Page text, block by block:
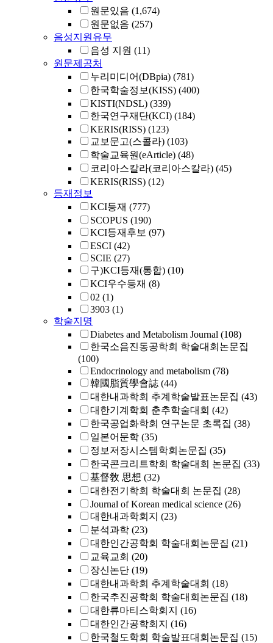
원문있음 (1,674)
원문없음 (257)
음성지원유무
음성 지원 (11)
원문제공처
누리미디어(DBpia) (781)
한국학술정보(KISS) (400)
KISTI(NDSL) (339)
한국연구재단(KCI) (184)
KERIS(RISS) (123)
교보문고(스콜라) (103)
학술교육원(eArticle) (48)
코리아스칼라(코리아스칼라) (45)
KERIS(RISS) (12)
등재정보
KCI등재 (777)
SCOPUS (190)
KCI등재후보 (97)
ESCI (42)
SCIE (27)
구)KCI등재(통합) (10)
KCI우수등재 (8)
02 (1)
3903 (1)
학술지명
Diabetes and Metabolism Journal (108)
한국소음진동공학회 학술대회논문집
(100)
Endocrinology and metabolism (78)
韓國脂質學會誌 (44)
대한내과학회 추계학술발표논문집 (43)
대한기계학회 춘추학술대회 (42)
한국공업화학회 연구논문 초록집 (38)
일본어문학 (35)
정보저장시스템학회논문집 (35)
한국콘크리트학회 학술대회 논문집 (33)
基督敎 思想 (32)
대한전기학회 학술대회 논문집 (28)
Journal of Korean medical science (26)
대한내과학회지 (23)
분석과학 (23)
대한인간공학회 학술대회논문집 (21)
교육교회 (20)
장신논단 (19)
대한내과학회 추계학술대회 (18)
한국추진공학회 학술대회논문집 (18)
대한류마티스학회지 (16)
대한인간공학회지 (16)
한국철도학회 학술발표대회논문집 (15)